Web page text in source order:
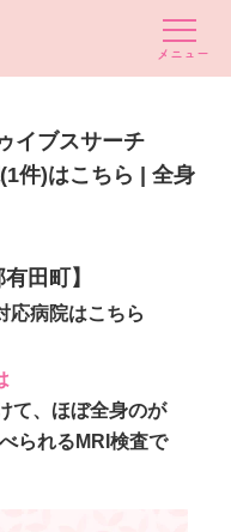
イブスサーチ
件)はこちら | 全身
田町】
応病院はこちら
て、ほぼ全身のが
られるMRI検査で